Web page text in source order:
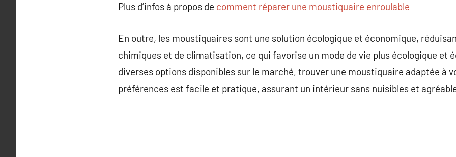
Plus d’infos à propos de comment réparer une moustiquaire enroulable
En outre, les moustiquaires sont une solution écologique et économique,
chimiques et de climatisation, ce qui favorise un mode de vie plus écologique et
diverses options disponibles sur le marché, trouver une moustiquaire adaptée à
préférences est facile et pratique, assurant un intérieur sans nuisibles et